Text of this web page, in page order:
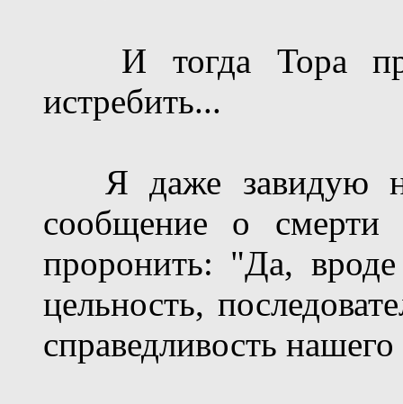
И тогда Тора
истребить...
Я даже завидую
сообщение о смерти
проронить: "Да,
цельность,
справедливость